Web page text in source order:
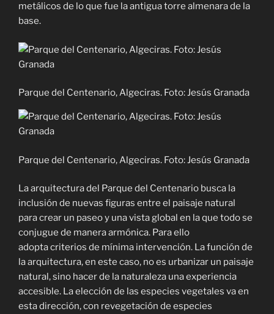
metálicos de lo que fue la antigua torre almenara de la
base.
Parque del Centenario, Algeciras. Foto: Jesús Granada
Parque del Centenario, Algeciras. Foto: Jesús Granada
La arquitectura del Parque del Centenario busca la
inclusión de nuevas figuras entre el paisaje natural
para crear un paseo y una vista global en la que todo se
conjugue de manera armónica. Para ello
adopta criterios de mínima intervención. La función de
la arquitectura, en este caso, no es urbanizar un paisaje
natural, sino hacer de la naturaleza una experiencia
accesible. La elección de las especies vegetales va en
esta dirección, con revegetación de especies